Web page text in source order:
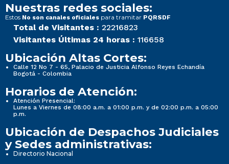
Nuestras redes sociales:
Estos No son canales oficiales para tramitar PQRSDF
Total de Visitantes : 22216823
Visitantes Últimas 24 horas : 116658
Ubicación Altas Cortes:
Calle 12 No 7 - 65, Palacio de Justicia Alfonso Reyes Echandía
Bogotá - Colombia
Horarios de Atención:
Atención Presencial:
Lunes a Viernes de 08:00 a.m. a 01:00 p.m. y de 02:00 p.m. a 05:00
p.m.
Ubicación de Despachos Judiciales
y Sedes administrativas:
Directorio Nacional